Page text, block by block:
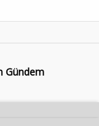
Gündem